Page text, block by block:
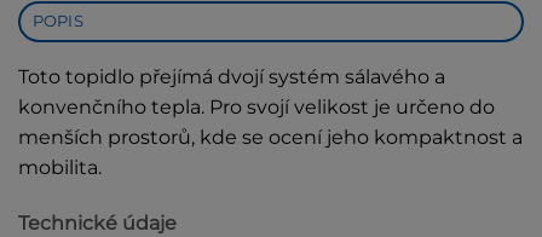
POPIS
Toto topidlo přejímá dvojí systém sálavého a
konvenčního tepla. Pro svojí velikost je určeno do
menších prostorů, kde se ocení jeho kompaktnost a
mobilita.
Technické údaje